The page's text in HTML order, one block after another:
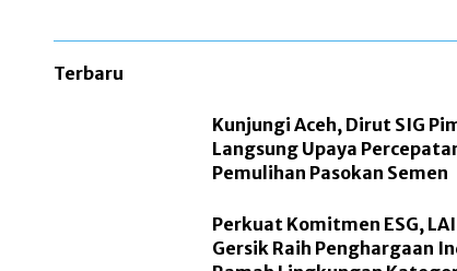
Terbaru
Kunjungi Aceh, Dirut SIG
Langsung Upaya
Pemulihan Pasokan Semen
Perkuat Komitmen ESG, LAI
Gersik Raih Penghargaan